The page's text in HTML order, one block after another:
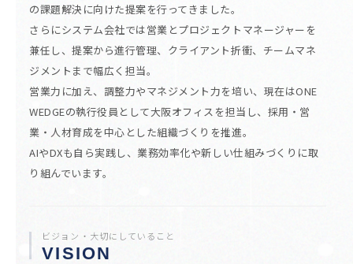
の課題解決に向けた提案を行ってきました。
さらにシステム会社では営業とプロジェクトマネージャーを
兼任し、提案から進行管理、クライアント折衝、チームマネ
ジメントまで幅広く担当。
営業力に加え、調整力やマネジメント力を培い、現在はONE
WEDGEの執行役員として大阪オフィスを担当し、採用・営
業・人材育成を中心とした組織づくりを推進。
AIやDXも自ら実践し、業務効率化や新しい仕組みづくりに取
り組んでいます。
ビジョン・大切にしていること
VISION